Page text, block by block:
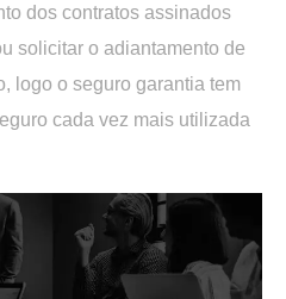
dos contratos assinados
solicitar o adiantamento de
logo o seguro garantia tem
cada vez mais utilizada